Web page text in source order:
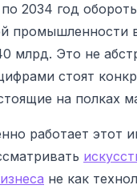
по 2034 год
промышленности
млрд. Это не
стоят
на полках
работает этот
не как